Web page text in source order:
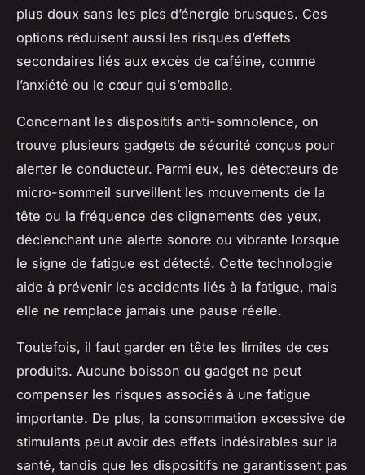
plus doux sans les pics d’énergie brusques. Ces
options réduisent aussi les risques d’effets
secondaires liés aux excès de caféine, comme
l’anxiété ou le cœur qui s’emballe.
Concernant les dispositifs anti-somnolence, on
trouve plusieurs gadgets de sécurité conçus pour
alerter le conducteur. Parmi eux, les détecteurs de
micro-sommeil surveillent les mouvements de la
tête ou la fréquence des clignements des yeux,
déclenchant une alerte sonore ou vibrante lorsque
le signe de fatigue est détecté. Cette technologie
aide à prévenir les accidents liés à la fatigue, mais
elle ne remplace jamais une pause réelle.
Toutefois, il faut garder en tête les limites de ces
produits. Aucune boisson ou gadget ne peut
compenser les risques associés à une fatigue
importante. De plus, la consommation excessive de
stimulants peut avoir des effets indésirables sur la
santé, tandis que les dispositifs ne garantissent pas